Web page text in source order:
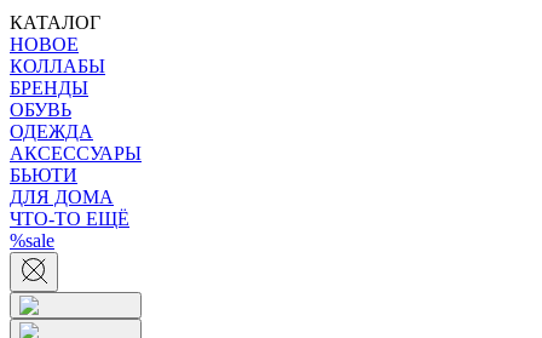
КАТАЛОГ
НОВОЕ
КОЛЛАБЫ
БРЕНДЫ
ОБУВЬ
ОДЕЖДА
АКСЕССУАРЫ
БЬЮТИ
ДЛЯ ДОМА
ЧТО-ТО ЕЩЁ
%sale